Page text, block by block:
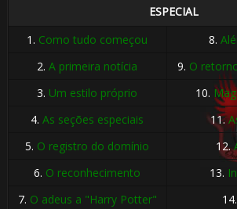
ESPECIAL
1. Como tudo começou 8.
2.A primeira notícia 9. O
3. Um estilo próprio 10.
4.As seções especiais 11.
5. O registro do domínio 12.
6. O reconhecimento 13.
7. O adeus a "Harry Potter" 14.